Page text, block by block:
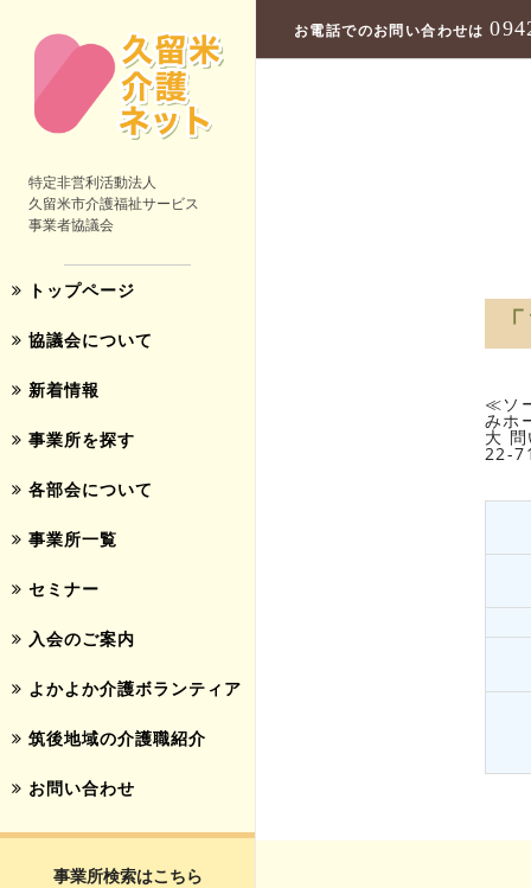
特定非営利活動法人
久留米市介護福祉サービス
事業者協議会
トップページ
協議会について
新着情報
事業所を探す
各部会について
事業所一覧
セミナー
入会のご案内
よかよか介護ボランティア
筑後地域の介護職紹介
お問い合わせ
事業所検索はこちら
お電話でのお問い合わせは
≪ソ
みホ
大
22-